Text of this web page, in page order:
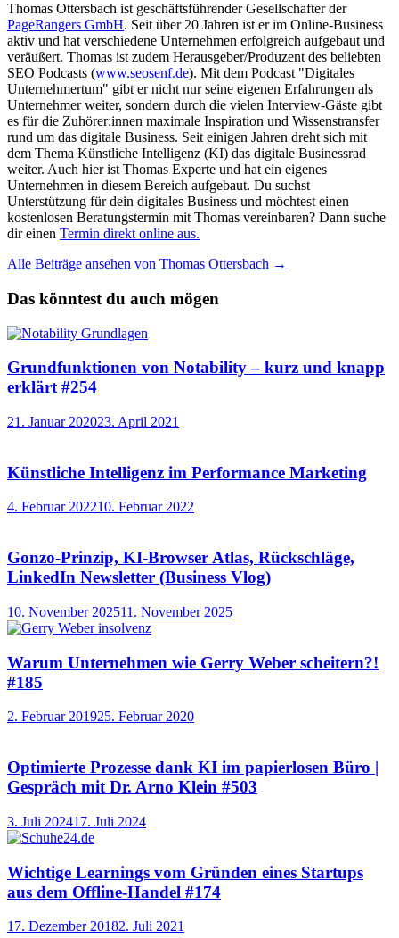
Thomas Ottersbach ist geschäftsführender Gesellschafter der
PageRangers GmbH. Seit über 20 Jahren ist er im Online-Business
aktiv und hat verschiedene Unternehmen erfolgreich aufgebaut und
veräußert. Thomas ist zudem Herausgeber/Produzent des beliebten
SEO Podcasts (www.seosenf.de). Mit dem Podcast "Digitales
Unternehmertum" gibt er nicht nur seine eigenen Erfahrungen als
Unternehmer weiter, sondern durch die vielen Interview-Gäste gibt
es für die Zuhörer:innen maximale Inspiration und Wissenstransfer
rund um das digitale Business. Seit einigen Jahren dreht sich mit
dem Thema Künstliche Intelligenz (KI) das digitale Businessrad
weiter. Auch hier ist Thomas Experte und hat ein eigenes
Unternehmen in diesem Bereich aufgebaut. Du suchst
Unterstützung für dein digitales Business und möchtest einen
kostenlosen Beratungstermin mit Thomas vereinbaren? Dann suche
dir einen Termin direkt online aus.
Alle Beiträge ansehen von Thomas Ottersbach →
Das könntest du auch mögen
Grundfunktionen von Notability – kurz und knapp
erklärt #254
21. Januar 202023. April 2021
Künstliche Intelligenz im Performance Marketing
4. Februar 202210. Februar 2022
Gonzo-Prinzip, KI-Browser Atlas, Rückschläge,
LinkedIn Newsletter (Business Vlog)
10. November 202511. November 2025
Warum Unternehmen wie Gerry Weber scheitern?!
#185
2. Februar 201925. Februar 2020
Optimierte Prozesse dank KI im papierlosen Büro |
Gespräch mit Dr. Arno Klein #503
3. Juli 202417. Juli 2024
Wichtige Learnings vom Gründen eines Startups
aus dem Offline-Handel #174
17. Dezember 20182. Juli 2021